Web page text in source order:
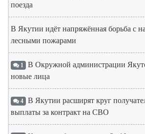
поезда
В Якутии идёт напряжённая борьба с
лесными пожарами
1 В Окружной администрации
новые лица
4 В Якутии расширят круг
выплаты за контракт на СВО